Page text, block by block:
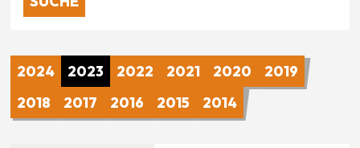
2024 2023 2022 2021 2020
2019
2018
2017 2016 2015 2014